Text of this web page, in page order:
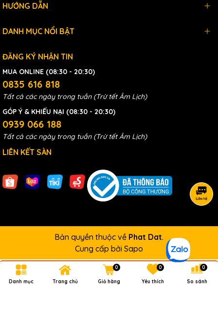
HƯỚNG DẪN
DANH MỤC NỔI BẬT
ĐĂNG KÝ NHẬN TIN
MUA ONLINE (08:30 - 20:30)
0835 616 818
Tất cả các ngày trong tuần (Trừ tết Âm Lịch)
GÓP Ý & KHIẾU NẠI (08:30 - 20:30)
0939 066 188
Tất cả các ngày trong tuần (Trừ tết Âm Lịch)
LIÊN KẾT SÀN
Bản quyền thuộc về Phat Dat.
Cung cấp bởi Sapo
Danh mục Trang chủ Giỏ hàng
0
Yêu thích
0
So sánh
0